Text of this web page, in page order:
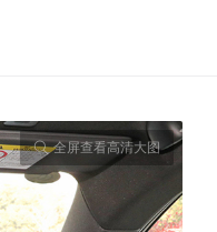
全屏查看高清大图